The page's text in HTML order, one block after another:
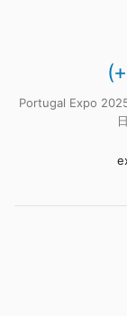
Portugal Expo